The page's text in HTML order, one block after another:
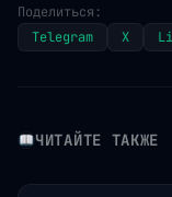
Поделиться:
Telegram
X
ЧИТАЙТЕ ТАКЖЕ